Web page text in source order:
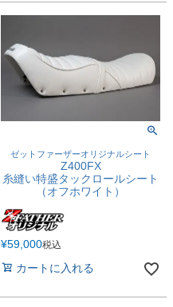
ゼットファーザーオリジナルシート
Z400FX
糸縫い特盛タックロールシート
（オフホワイト）
¥59,000税込
カートに入れる